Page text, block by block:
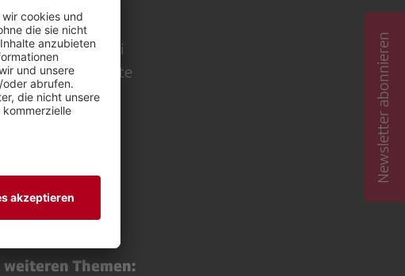
zu Hause. Dabei
Sachverhalte
Tagesschau
Boesch,
Sicht der
Themen:
Newsletter abonnieren